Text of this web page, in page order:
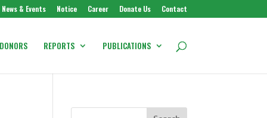
News & Events Notice Career Donate Us Contact
DONORS REPORTS PUBLICATIONS